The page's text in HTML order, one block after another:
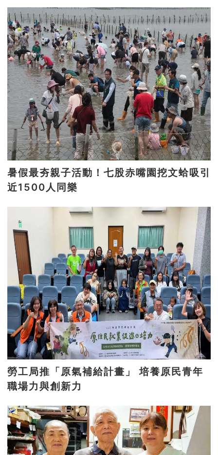
暑假最夯親子活動！七股赤嘴園挖文蛤吸引
近1500人同樂
勞工局推「原氣補給計畫」 培養原民青年
職場力與創新力